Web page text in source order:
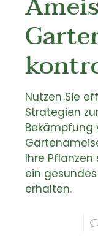
Nutzen Sie
Strategien
Bekämpfung
Ihre
ein
erhalten.